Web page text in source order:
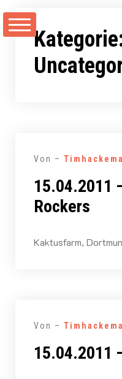
Inhalt
Von –
15.04.2011
Rockers
Kaktusfarm,
Von –
15.04.2011